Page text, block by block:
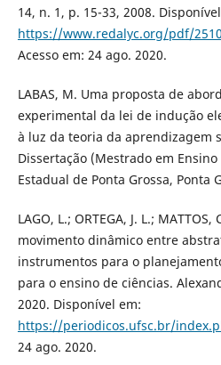
14, n. 1, p. 15-33, 2008.
https://www.redalyc.org/pdf/
Acesso em: 24 ago. 2020.
LABAS, M. Uma proposta de
experimental da lei de indução
à luz da teoria da aprendizagem
Dissertação (Mestrado em
Estadual de Ponta Grossa, Ponta
LAGO, L.; ORTEGA, J. L.;
movimento dinâmico entre
instrumentos para o
para o ensino de ciências.
2020. Disponível em:
https://periodicos.ufsc.br/
24 ago. 2020.